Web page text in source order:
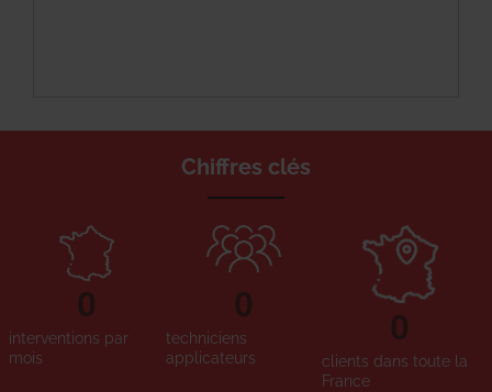
Chiffres clés
interventions par
mois
0
techniciens
applicateurs
0
clients dans toute la
France
0